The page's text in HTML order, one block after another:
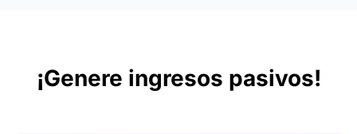
¡Genere ingresos pasivos!